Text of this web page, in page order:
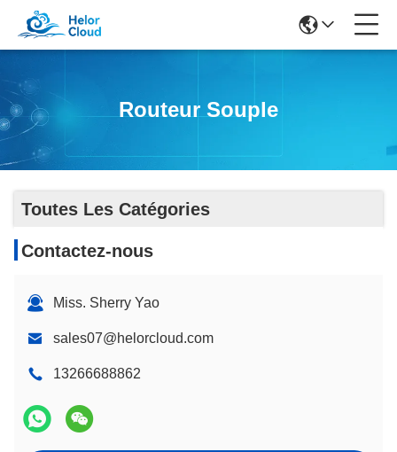
Routeur Souple
Toutes Les Catégories
Contactez-nous
Miss. Sherry Yao
sales07@helorcloud.com
13266688862